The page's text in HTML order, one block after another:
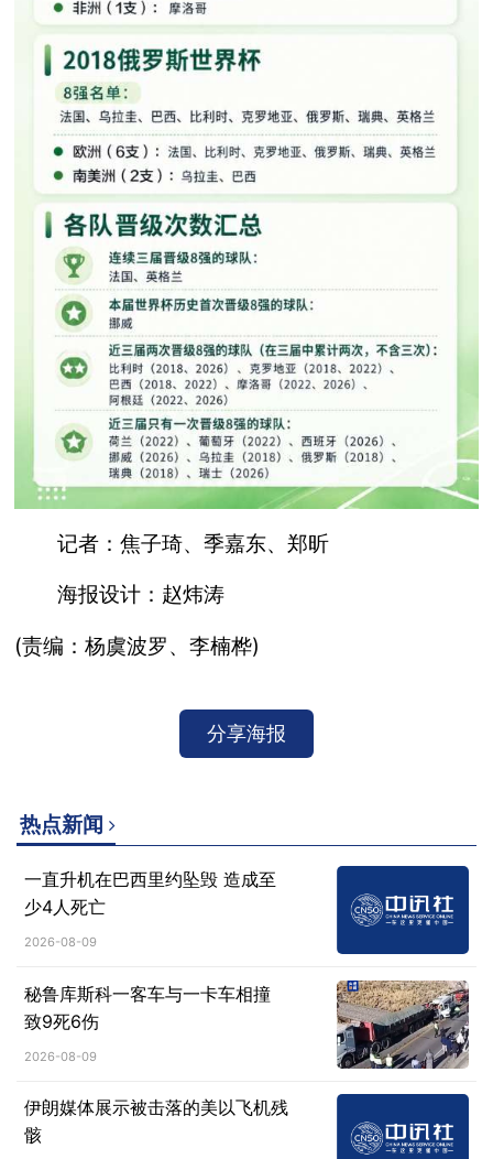
记者：焦子琦、季嘉东、郑昕
海报设计：赵炜涛
(责编：杨虞波罗、李楠桦)
分享海报
热点新闻
一直升机在巴西里约坠毁 造成至
少4人死亡
2026-08-09
秘鲁库斯科一客车与一卡车相撞
致9死6伤
2026-08-09
伊朗媒体展示被击落的美以飞机残
骸